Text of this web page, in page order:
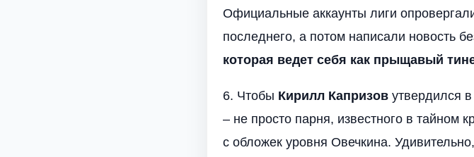
Официальные аккаунты лиги
последнего, а потом написали новость
которая ведет себя как прыщавый
6. Чтобы Кирилл Капризов утвердился
– не просто парня, известного в тайном
с обложек уровня Овечкина.